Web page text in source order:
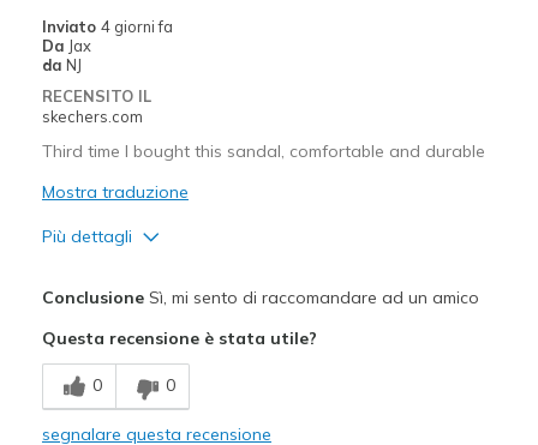
Inviato 4 giorni fa
Da Jax
da NJ
RECENSITO IL
skechers.com
Third time I bought this sandal, comfortable and durable
Mostra traduzione
Più dettagli
Comfortable
Durable
ConclusioneSì, mi sento di raccomandare ad un amico
Questa recensione è stata utile?
0 0
segnalare questa recensione